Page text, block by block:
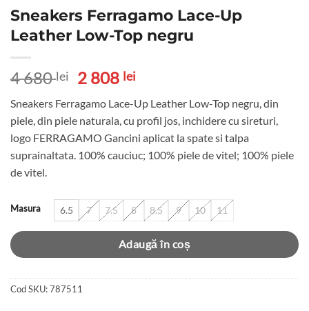
Sneakers Ferragamo Lace-Up
Leather Low-Top negru
4 680lei
Prețul
a
fost:
4
680 lei.
2 808 leiPrețul
este:
2
808 lei.
Sneakers Ferragamo Lace-Up Leather Low-Top negru, din
piele, din piele naturala, cu profil jos, inchidere cu sireturi,
logo FERRAGAMO Gancini aplicat la spate si talpa
suprainaltata. 100% cauciuc; 100% piele de vitel; 100% piele
de vitel.
Masura 6.5 7 7.5 8 8.5 9 10 11
Adaugă în coș
Cod SKU:787511